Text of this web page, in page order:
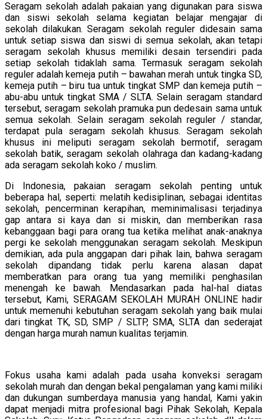
Seragam sekolah adalah pakaian yang digunakan para siswa
dan siswi sekolah selama kegiatan belajar mengajar di
sekolah dilakukan. Seragam sekolah reguler didesain sama
untuk setiap siswa dan siswi di semua sekolah, akan tetapi
seragam sekolah khusus memiliki desain tersendiri pada
setiap sekolah tidaklah sama. Termasuk seragam sekolah
reguler adalah kemeja putih – bawahan merah untuk tingka SD,
kemeja putih – biru tua untuk tingkat SMP dan kemeja putih –
abu-abu untuk tingkat SMA / SLTA. Selain seragam standard
tersebut, seragam sekolah pramuka pun dedesain sama untuk
semua sekolah. Selain seragam sekolah reguler / standar,
terdapat pula seragam sekolah khusus. Seragam sekolah
khusus ini meliputi seragam sekolah bermotif, seragam
sekolah batik, seragam sekolah olahraga dan kadang-kadang
ada seragam sekolah koko / muslim.
Di Indonesia, pakaian seragam sekolah penting untuk
beberapa hal, seperti: melatih kedisiplinan, sebagai identitas
sekolah, pencerminan kerapihan, meminimalisasi terjadinya
gap antara si kaya dan si miskin, dan memberikan rasa
kebanggaan bagi para orang tua ketika melihat anak-anaknya
pergi ke sekolah menggunakan seragam sekolah. Meskipun
demikian, ada pula anggapan dari pihak lain, bahwa seragam
sekolah dipandang tidak perlu karena alasan dapat
memberatkan para orang tua yang memiliki penghasilan
menengah ke bawah. Mendasarkan pada hal-hal diatas
tersebut, Kami, SERAGAM SEKOLAH MURAH ONLINE hadir
untuk memenuhi kebutuhan seragam sekolah yang baik mulai
dari tingkat TK, SD, SMP / SLTP, SMA, SLTA dan sederajat
dengan harga murah namun kualitas terjamin.
Fokus usaha kami adalah pada usaha konveksi seragam
sekolah murah dan dengan bekal pengalaman yang kami miliki
dan dukungan sumberdaya manusia yang handal, Kami yakin
dapat menjadi mitra profesional bagi Pihak Sekolah, Kepala